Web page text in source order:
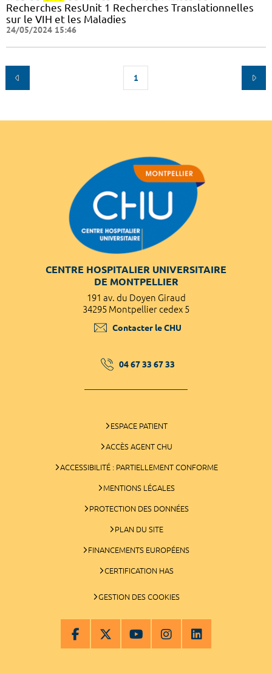
Recherches ResUnit 1 Recherches Translationnelles
sur le VIH et les Maladies
24/05/2024 15:46
1
CENTRE HOSPITALIER UNIVERSITAIRE
DE MONTPELLIER
191 av. du Doyen Giraud
34295 Montpellier cedex 5
Contacter le CHU
04 67 33 67 33
ESPACE PATIENT
ACCÈS AGENT CHU
ACCESSIBILITÉ : PARTIELLEMENT CONFORME
MENTIONS LÉGALES
PROTECTION DES DONNÉES
PLAN DU SITE
FINANCEMENTS EUROPÉENS
CERTIFICATION HAS
GESTION DES COOKIES